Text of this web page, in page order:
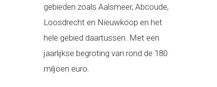
gebieden zoals Aalsmeer, Abcoude,
Loosdrecht en Nieuwkoop en het
hele gebied daartussen. Met een
jaarlijkse begroting van rond de 180
miljoen euro.